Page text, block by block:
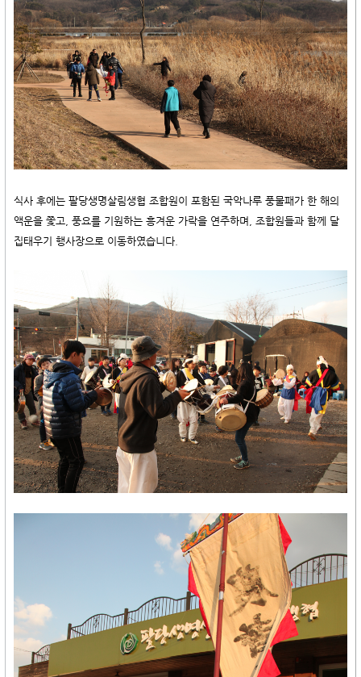
식사 후에는 팔당생명살림생협 조합원이 포함된 국악나루 풍물패가 한 해의
액운을 쫓고, 풍요를 기원하는 흥겨운 가락을 연주하며, 조합원들과 함께 달
집태우기 행사장으로 이동하였습니다.